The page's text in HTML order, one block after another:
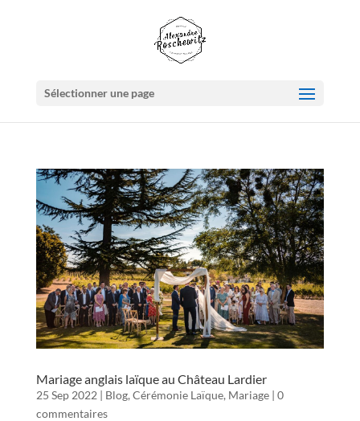
Sélectionner une page
Mariage anglais laïque au Château Lardier
25 Sep 2022 | Blog, Cérémonie Laïque, Mariage| 0
commentaires